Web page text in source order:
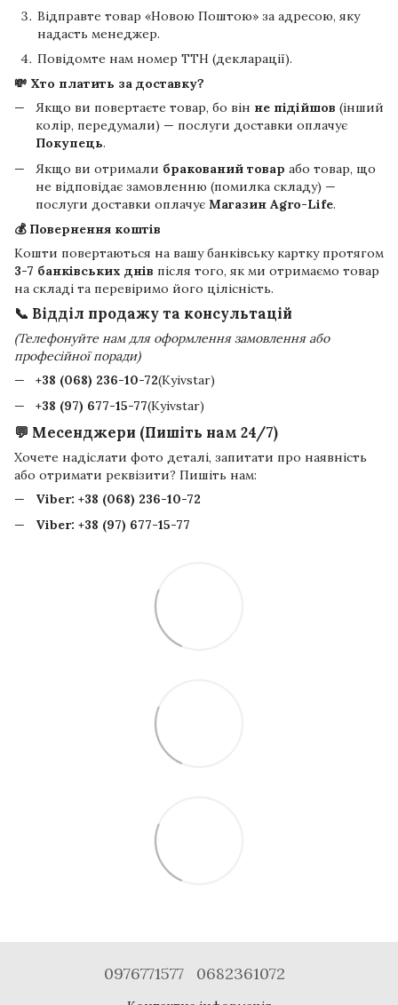
Відправте товар «Новою Поштою» за адресою, яку
надасть менеджер.
Повідомте нам номер ТТН (декларації).
💸 Хто платить за доставку?
Якщо ви повертаєте товар, бо він не підійшов (інший
колір, передумали) — послуги доставки оплачує
Покупець.
Якщо ви отримали бракований товар або товар, що
не відповідає замовленню (помилка складу) —
послуги доставки оплачує Магазин Agro-Life.
💰 Повернення коштів
Кошти повертаються на вашу банківську картку протягом
3-7 банківських днів після того, як ми отримаємо товар
на складі та перевіримо його цілісність.
📞 Відділ продажу та консультацій
(Телефонуйте нам для оформлення замовлення або
професійної поради)
+38 (068) 236-10-72(Kyivstar)
+38 (97) 677-15-77(Kyivstar)
💬 Месенджери (Пишіть нам 24/7)
Хочете надіслати фото деталі, запитати про наявність
або отримати реквізити? Пишіть нам:
Viber: +38 (068) 236-10-72
Viber: +38 (97) 677-15-77
0976771577 0682361072